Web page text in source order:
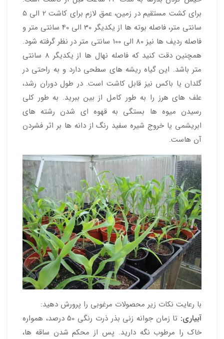
برای کشت مستقیم در زمین، عمق لازم برای کاشت 2 الی 5
سانتی متر، فاصله بوته ها از یکدیگر 30 الی 40 سانتی متر و
فاصله ردیف ها نیز 80 الی 100 سانتی متر در نظر گرفته شود.
همچنین دقت کنید که فاصله نهال ها از یکدیگر 8 سانتی
متر باشد. این گیاه ریشه های سطحی دارد و به راحتی در
گلدان یا باکس نیز قابل کاشت است. در طول دوران رشد،
علف های هرز را به طور کامل از بین ببرید. به طور کلی
رسیدن میوه ها بستگی به قهوه ای شدن رشته های
ابریشمی یا خروج شیره سفید رنگ از دانه ها بر اثر فشردن
آن هاست.
با رعایت نکات زیر محصولات مرغوبی را پرورش دهید:
آبیاری:
تا زمان جوانه زنی بذر ذرت رنگی 50 درصد، همواره
خاک را مرطوب نگه دارید. پس از محکم شدن ساقه ها،